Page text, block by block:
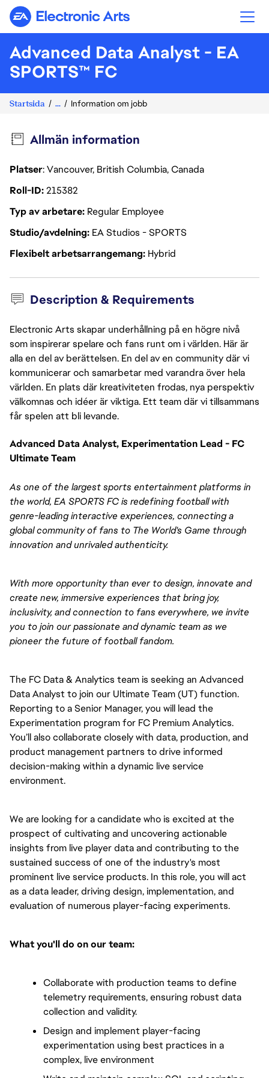
Electronic Arts
Advanced Data Analyst - EA
SPORTS™ FC
Startsida ... Information om jobb
Allmän information
Platser: Vancouver, British Columbia, Canada
Roll-ID215382
Typ av arbetare Regular Employee
Studio/avdelning EA Studios - SPORTS
Flexibelt arbetsarrangemang Hybrid
Description & Requirements
Electronic Arts skapar underhållning på en högre nivå
som inspirerar spelare och fans runt om i världen. Här är
alla en del av berättelsen. En del av en community där vi
kommunicerar och samarbetar med varandra över hela
världen. En plats där kreativiteten frodas, nya perspektiv
välkomnas och idéer är viktiga. Ett team där vi tillsammans
får spelen att bli levande.
Advanced Data Analyst, Experimentation Lead - FC
Ultimate Team
As one of the largest sports entertainment platforms in
the world, EA SPORTS FC is redefining football with
genre-leading interactive experiences, connecting a
global community of fans to The World's Game through
innovation and unrivaled authenticity.
With more opportunity than ever to design, innovate and
create new, immersive experiences that bring joy,
inclusivity, and connection to fans everywhere, we invite
you to join our passionate and dynamic team as we
pioneer the future of football fandom.
The FC Data & Analytics team is seeking an Advanced
Data Analyst to join our Ultimate Team (UT) function.
Reporting to a Senior Manager, you will lead the
Experimentation program for FC Premium Analytics.
You’ll also collaborate closely with data, production, and
product management partners to drive informed
decision-making within a dynamic live service
environment.
We are looking for a candidate who is excited at the
prospect of cultivating and uncovering actionable
insights from live player data and contributing to the
sustained success of one of the industry's most
prominent live service products. In this role, you will act
as a data leader, driving design, implementation, and
evaluation of numerous player-facing experiments.
What you'll do on our team:
Collaborate with production teams to define
telemetry requirements, ensuring robust data
collection and validity.
Design and implement player-facing
experimentation using best practices in a
complex, live environment